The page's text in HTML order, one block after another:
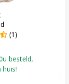
(1)
besteld,
huis!